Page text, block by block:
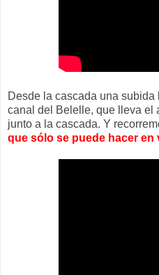
Desde la cascada una subida
canal del Belelle, que lleva el
junto a la cascada. Y
que sólo se puede hacer en